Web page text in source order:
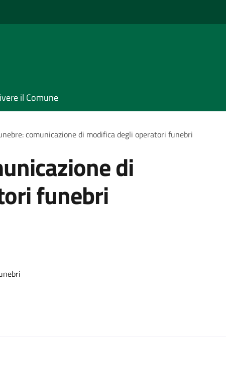
il Comune
comunicazione di modifica degli operatori funebri
di
funebri